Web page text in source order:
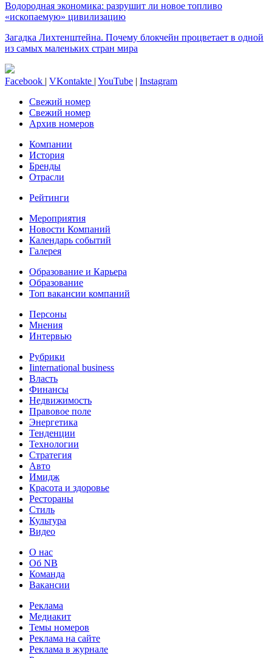
Водородная экономика: разрушит ли новое топливо
«ископаемую» цивилизацию
Загадка Лихтенштейна. Почему блокчейн процветает в одной
из самых маленьких стран мира
Facebook | VKontakte | YouTube | Instagram
Свежий номер
Свежий номер
Архив номеров
Компании
История
Бренды
Отрасли
Рейтинги
Мероприятия
Новости Компаний
Календарь событий
Галерея
Образование и Карьера
Образование
Топ вакансии компаний
Персоны
Мнения
Интервью
Рубрики
Iinternational business
Власть
Финансы
Недвижимость
Правовое поле
Энергетика
Тенденции
Технологии
Стратегия
Авто
Имидж
Красота и здоровье
Рестораны
Стиль
Культура
Видео
О нас
Об NB
Команда
Вакансии
Реклама
Медиакит
Темы номеров
Реклама на сайте
Реклама в журнале